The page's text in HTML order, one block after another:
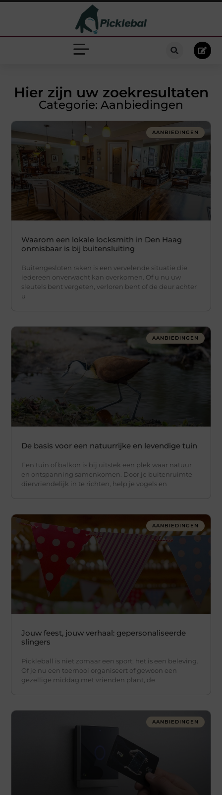
Hier zijn uw zoekresultaten
Categorie: Aanbiedingen
AANBIEDINGEN
Waarom een lokale locksmith in Den Haag
onmisbaar is bij buitensluiting
Buitengesloten raken is een vervelende situatie die
iedereen onverwacht kan overkomen. Of u nu uw
sleutels bent vergeten, verloren bent of de deur achter
u
AANBIEDINGEN
De basis voor een natuurrijke en levendige tuin
Een tuin of balkon is bij uitstek een plek waar natuur
en ontspanning samenkomen. Door je buitenruimte
diervriendelijk in te richten, help je vogels en
AANBIEDINGEN
Jouw feest, jouw verhaal: gepersonaliseerde
slingers
Pickleball is niet zomaar een sport; het is een beleving.
Of je nu een toernooi organiseert of gewoon een
gezellige middag met vrienden plant, de
AANBIEDINGEN